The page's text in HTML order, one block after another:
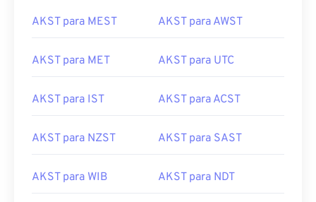
AKST para MEST AKST para AWST
AKST para MET AKST para UTC
AKST para IST AKST para ACST
AKST para NZST AKST para SAST
AKST para WIB AKST para NDT